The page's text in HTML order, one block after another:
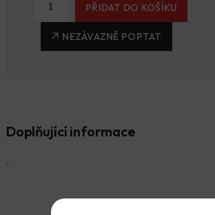
PŘIDAT DO KOŠÍKU
NEZÁVAZNĚ POPTAT
Doplňující informace
.